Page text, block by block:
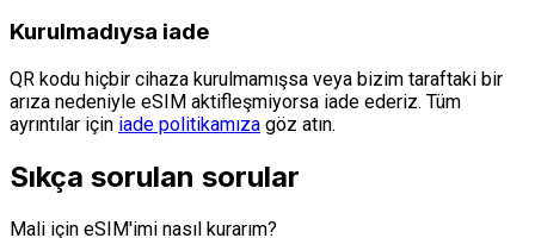
Kurulmadıysa iade
QR kodu hiçbir cihaza kurulmamışsa veya bizim taraftaki bir
arıza nedeniyle eSIM aktifleşmiyorsa iade ederiz. Tüm
ayrıntılar için iade politikamıza göz atın.
Sıkça sorulan sorular
Mali için eSIM'imi nasıl kurarım?